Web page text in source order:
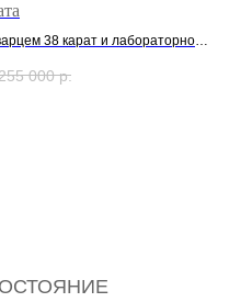
38 карат и лабораторно
000 р.